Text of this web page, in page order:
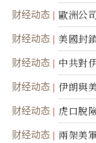
職責
财经动态
歐洲公
美軍基
财经动态 美國封
财经动态
中共對
間接技
财经动态 伊朗與
财经动态 虎口脫
财经动态
兩架美